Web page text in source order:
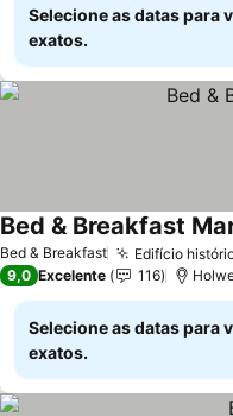
Selecione as datas para
exatos.
Bed & Breakfast Edifício
Bed & Breakfast
9,0 Excelente 116
Selecione as datas para
exatos.